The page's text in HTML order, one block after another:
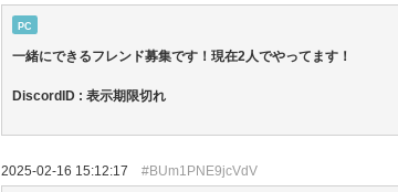
PC
一緒にできるフレンド募集です！現在2人でやってます！
DiscordID : 表示期限切れ
2025-02-16 15:12:17 #BUm1PNE9jcVdV